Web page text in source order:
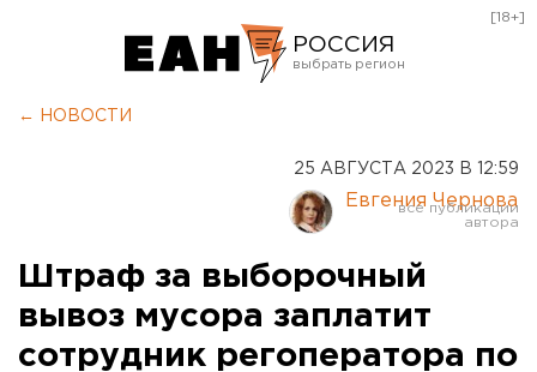
РОССИЯ
Курган
Оренбург
[18+]
← НОВОСТИ
25 АВГУСТА 2023 В 12:59
Евгения Чернова
Штраф за выборочный
вывоз мусора заплатит
сотрудник регоператора по